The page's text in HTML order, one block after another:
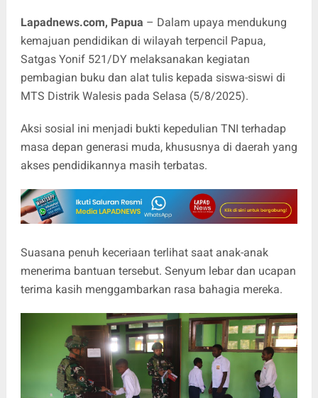
Lapadnews.com, Papua – Dalam upaya mendukung
kemajuan pendidikan di wilayah terpencil Papua,
Satgas Yonif 521/DY melaksanakan kegiatan
pembagian buku dan alat tulis kepada siswa-siswi di
MTS Distrik Walesis pada Selasa (5/8/2025).
Aksi sosial ini menjadi bukti kepedulian TNI terhadap
masa depan generasi muda, khususnya di daerah yang
akses pendidikannya masih terbatas.
Suasana penuh keceriaan terlihat saat anak-anak
menerima bantuan tersebut. Senyum lebar dan ucapan
terima kasih menggambarkan rasa bahagia mereka.